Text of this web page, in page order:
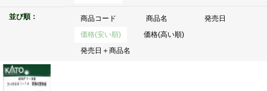
並び順： 商品コード 商品名
発売日
価格(安い順)
価格(高い順)
発売日＋商品名